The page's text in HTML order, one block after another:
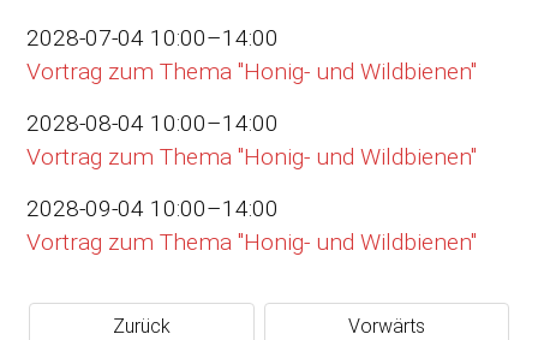
2028-07-04 10:00–14:00
Vortrag zum Thema "Honig- und Wildbienen"
2028-08-04 10:00–14:00
Vortrag zum Thema "Honig- und Wildbienen"
2028-09-04 10:00–14:00
Vortrag zum Thema "Honig- und Wildbienen"
Zurück Vorwärts